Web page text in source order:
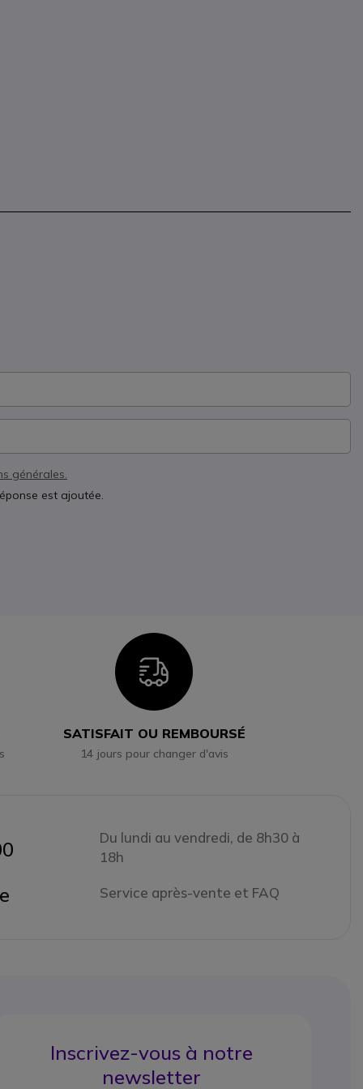
générales.
est ajoutée.
Icon
SATISFAIT OU REMBOURSÉ
14 jours pour changer d'avis
Du lundi au vendredi, de 8h30 à
18h
Service après-vente et FAQ
Inscrivez-vous à notre
newsletter